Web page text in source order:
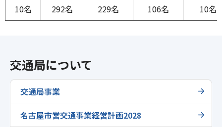
10名
292名 229名 106名 10名
交通局について
交通局事業
名古屋市営交通事業経営計画2028